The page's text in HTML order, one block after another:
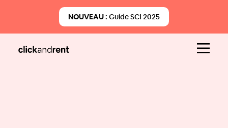
NOUVEAU : Guide SCI 2025